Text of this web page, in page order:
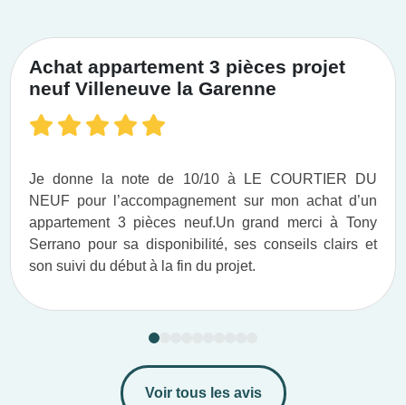
Achat appartement 3 pièces projet
neuf Villeneuve la Garenne
Je donne la note de 10/10 à LE COURTIER DU
NEUF pour l’accompagnement sur mon achat d’un
appartement 3 pièces neuf.​ Un grand merci à Tony
Serrano pour sa disponibilité, ses conseils clairs et
son suivi du début à la fin du projet.​
Voir tous les avis